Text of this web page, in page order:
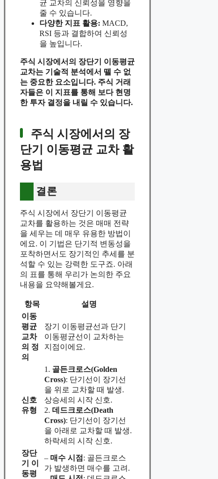
균 교차의 신뢰성을 영향을
줄 수 있습니다.
다양한 지표 활용: MACD,
RSI 등과 결합하여 신뢰성
을 높입니다.
주식 시장에서의 장단기 이동평균
교차는 기술적 분석에서 뗄 수 없
는 중요한 요소입니다. 주식 거래
자들은 이 지표를 통해 보다 현명
한 투자 결정을 내릴 수 있습니다.
주식 시장에서의 장
단기 이동평균 교차 활
용법
결론
주식 시장에서 장단기 이동평균
교차를 활용하는 것은 매매 전략
을 세우는 데 매우 유용한 방법이
에요. 이 기법은 단기적 변동성을
포착하면서도 장기적인 추세를 분
석할 수 있는 강력한 도구죠. 아래
의 표를 통해 우리가 논의한 주요
내용을 요약해볼게요.
항목
설명
이동
평균
교차
의 정
의
장기 이동평균선과 단기
이동평균선이 교차하는
지점이에요.
신호
유형
1. 골든크로스(Golden
Cross): 단기선이 장기선
을 위로 교차할 때 발생.
상승세의 시작 신호.
2. 데드크로스(Death
Cross): 단기선이 장기선
을 아래로 교차할 때 발생.
하락세의 시작 신호.
장단
기 이
동평
– 매수 시점 : 골든크로스
가 발생하면 매수를 고려.